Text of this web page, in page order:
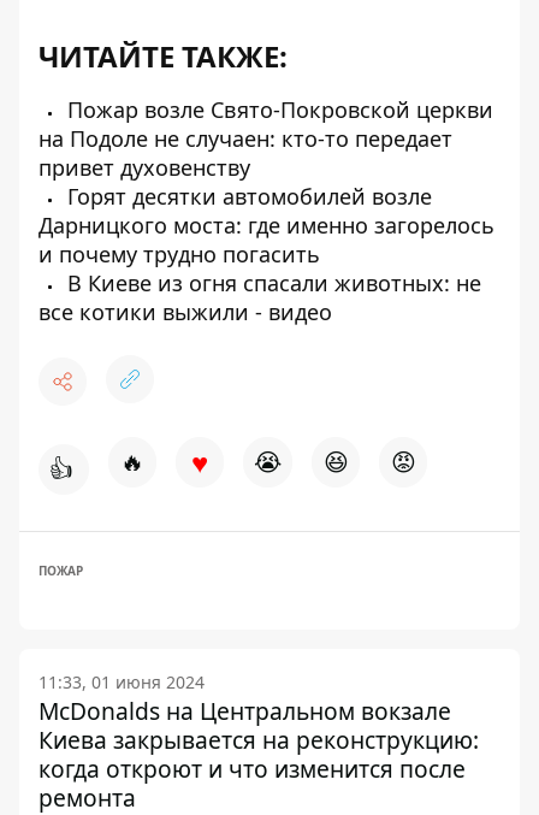
ЧИТАЙТЕ ТАКЖЕ:
Пожар возле Свято-Покровской церкви
на Подоле не случаен: кто-то передает
привет духовенству
Горят десятки автомобилей возле
Дарницкого моста: где именно загорелось
и почему трудно погасить
В Киеве из огня спасали животных: не
все котики выжили - видео
👍 🔥 ♥ 😭 😆 😡
ПОЖАР
11:33, 01 июня 2024
McDonalds на Центральном вокзале
Киева закрывается на реконструкцию:
когда откроют и что изменится после
ремонта